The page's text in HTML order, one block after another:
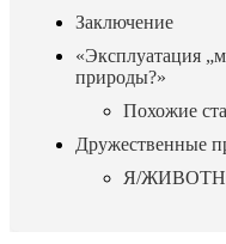
Заключение
«Эксплуатация
природы?»
Похожие
Дружественные
Я/